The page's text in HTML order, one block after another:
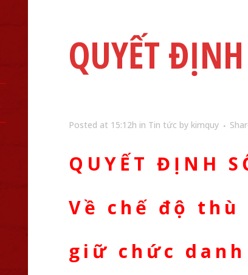
QUYẾT
Posted at 15:12h in Tin tức by kimquy
QUYẾT ĐỊNH
Về chế độ
giữ chức